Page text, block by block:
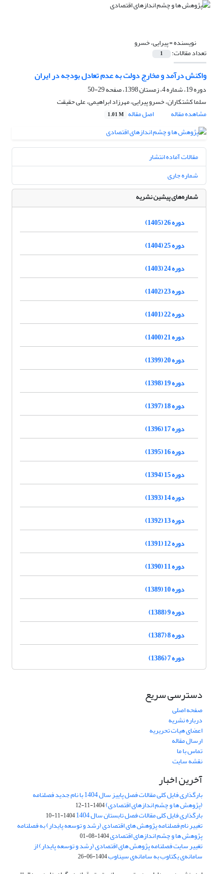
نویسنده =پیرایی، خسرو
تعداد مقالات: 1
واکنش درآمد و مخارج دولت به عدم تعادل بودجه در ایران
دوره 19، شماره 4، زمستان 1398، صفحه
29-50
سلما کشتکاران، خسرو پیرایی، مهرزاد ابراهیمی، علی حقیقت
مشاهده مقاله
اصل مقاله 1.01 M
مقالات آماده انتشار
شماره جاری
شماره‌های پیشین نشریه
دوره 26 (1405)
دوره 25 (1404)
دوره 24 (1403)
دوره 23 (1402)
دوره 22 (1401)
دوره 21 (1400)
دوره 20 (1399)
دوره 19 (1398)
دوره 18 (1397)
دوره 17 (1396)
دوره 16 (1395)
دوره 15 (1394)
دوره 14 (1393)
دوره 13 (1392)
دوره 12 (1391)
دوره 11 (1390)
دوره 10 (1389)
دوره 9 (1388)
دوره 8 (1387)
دوره 7 (1386)
دسترسی سریع
صفحه اصلی
درباره نشریه
اعضای هیات تحریریه
ارسال مقاله
تماس با ما
نقشه سایت
آخرین اخبار
بارگذاری فایل کلی مقالات فصل پاییز سال 1404 با نام جدید فصلنامه
(پژوهش ها و چشم اندازهای اقتصادی)1404-11-12
بارگذاری فایل کلی مقالات فصل تابستان سال 1404 1404-11-10
تغییر نام فصلنامه پژوهش های اقتصادی (رشد و توسعه پایدار) به فصلنامه
پژوهش ها و چشم اندازهای اقتصادی1404-08-01
تغییر سایت فصلنامه پژوهش های اقتصادی (رشد و توسعه پایدار) از
سامانه‌ی یکتاوب به سامانه‌ی سیناوب1404-06-26